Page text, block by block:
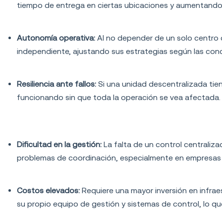
tiempo de entrega en ciertas ubicaciones y
Autonomía operativa: Al no depender de un solo
independiente, ajustando sus estrategias según las
Resiliencia ante fallos: Si una unidad descentralizada
funcionando sin que toda la operación se vea afectada.
Dificultad en la gestión: La falta de un control
problemas de coordinación, especialmente en
Costos elevados: Requiere una mayor inversión en
su propio equipo de gestión y sistemas de control, lo